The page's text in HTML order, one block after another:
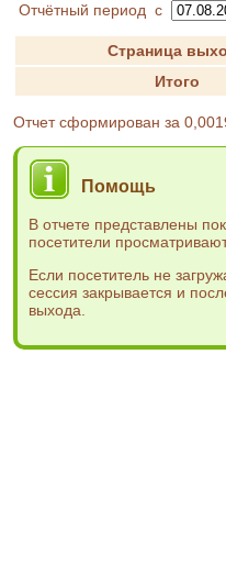
Отчётный период с
Страница
Итого
Отчет сформирован за
Помощь
В отчете представлены
посетители
Если посетитель не
сессия закрывается и
выхода.